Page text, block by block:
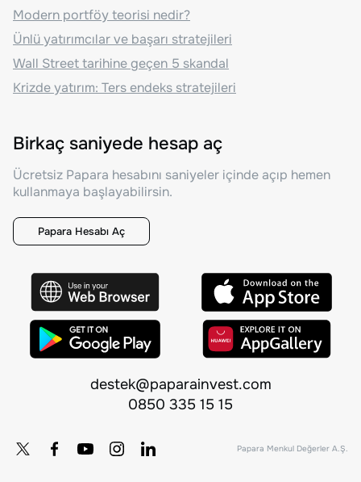
Modern portföy teorisi nedir?
Ünlü yatırımcılar ve başarı stratejileri
Wall Street tarihine geçen 5 skandal
Krizde yatırım: Ters endeks stratejileri
Birkaç saniyede hesap aç
Ücretsiz Papara hesabını saniyeler içinde açıp hemen
kullanmaya başlayabilirsin.
Papara Hesabı Aç
destek@paparainvest.com
0850 335 15 15
Papara Menkul Değerler A.Ş.